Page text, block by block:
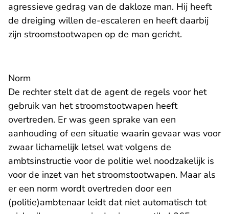
agressieve gedrag van de dakloze man. Hij heeft
de dreiging willen de-escaleren en heeft daarbij
zijn stroomstootwapen op de man gericht.
Norm
De rechter stelt dat de agent de regels voor het
gebruik van het stroomstootwapen heeft
overtreden. Er was geen sprake van een
aanhouding of een situatie waarin gevaar was voor
zwaar lichamelijk letsel wat volgens de
ambtsinstructie voor de politie wel noodzakelijk is
voor de inzet van het stroomstootwapen. Maar als
er een norm wordt overtreden door een
(politie)ambtenaar leidt dat niet automatisch tot